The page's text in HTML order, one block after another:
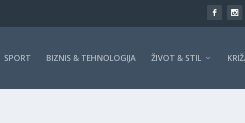
SPORT BIZNIS & TEHNOLOGIJA ŽIVOT & STIL